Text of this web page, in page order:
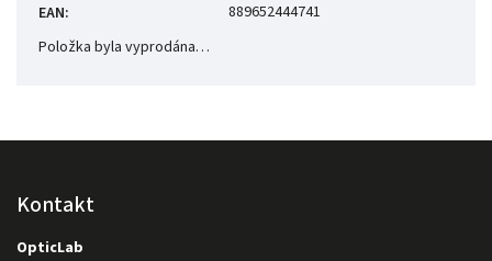
EAN:
889652444741
Položka byla vyprodána…
Kontakt
OpticLab